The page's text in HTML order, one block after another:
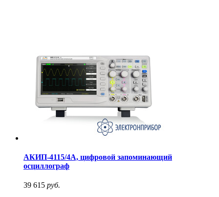
АКИП-4115/4А, цифровой запоминающий
осциллограф
39 615 руб.